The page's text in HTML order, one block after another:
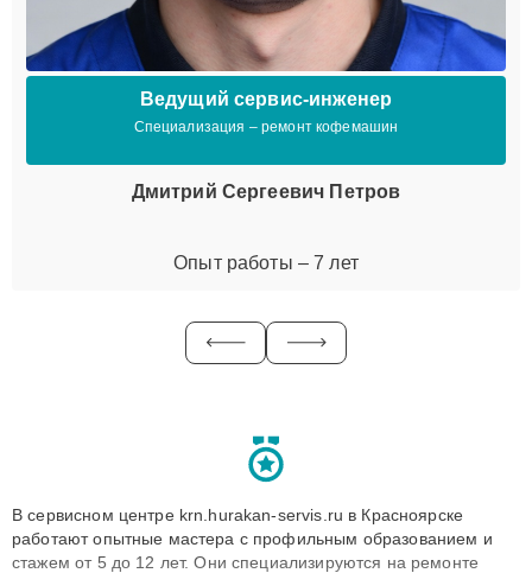
Ведущий сервис-инженер
Специализация – ремонт кофемашин
Дмитрий Сергеевич Петров
Опыт работы – 7 лет
В сервисном центре krn.hurakan-servis.ru в Красноярске
работают опытные мастера с профильным образованием и
стажем от 5 до 12 лет. Они специализируются на ремонте